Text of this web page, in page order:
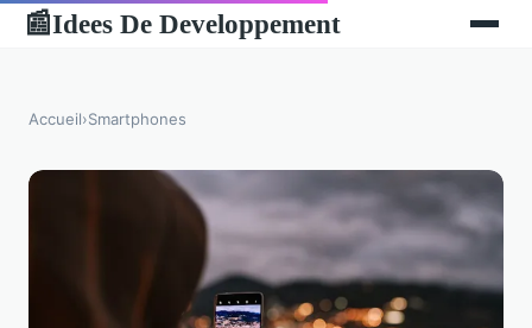
📰Idees De Developpement
Accueil›Smartphones